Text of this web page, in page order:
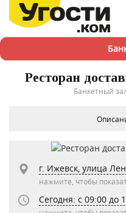
Ресторан
Банкетный
г. Ижевск, улица
нажмите, чтобы
Сегодня: c 09:00 до